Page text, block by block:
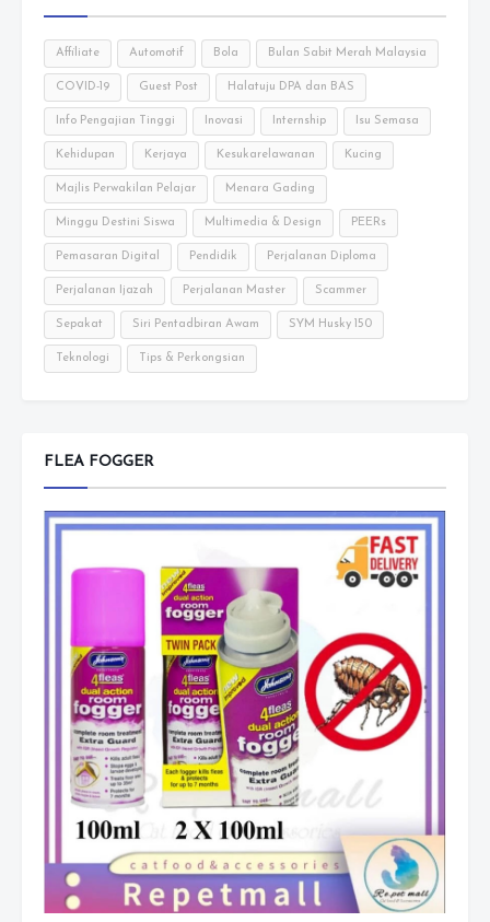
Affiliate Automotif Bola Bulan Sabit Merah Malaysia
COVID-19 Guest Post Halatuju DPA dan BAS
Info Pengajian Tinggi Inovasi Internship Isu Semasa
Kehidupan Kerjaya Kesukarelawanan Kucing
Majlis Perwakilan Pelajar Menara Gading
Minggu Destini Siswa Multimedia & Design PEERs
Pemasaran Digital Pendidik Perjalanan Diploma
Perjalanan Ijazah Perjalanan Master Scammer
Sepakat Siri Pentadbiran Awam SYM Husky 150
Teknologi Tips & Perkongsian
FLEA FOGGER